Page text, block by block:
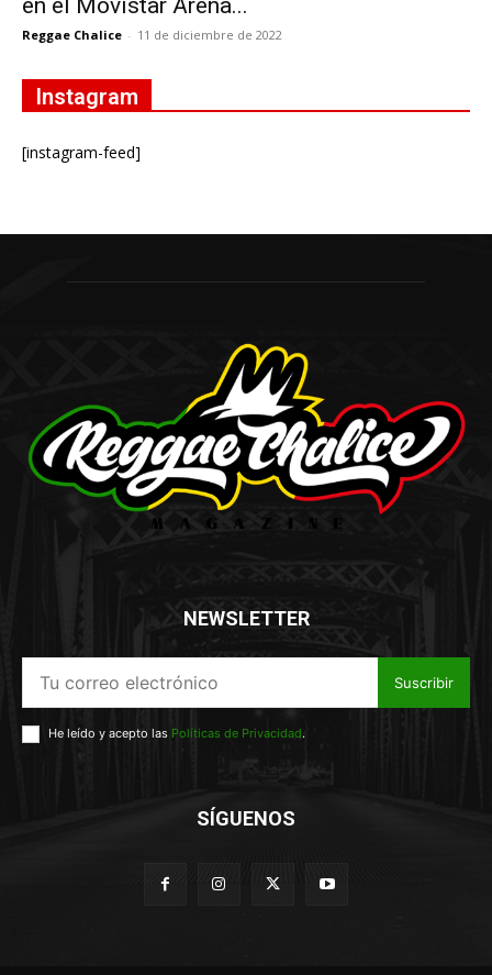
en el Movistar Arena...
Reggae Chalice - 11 de diciembre de 2022
Instagram
[instagram-feed]
NEWSLETTER
Suscribir
He leído y acepto las Políticas de Privacidad.
SÍGUENOS